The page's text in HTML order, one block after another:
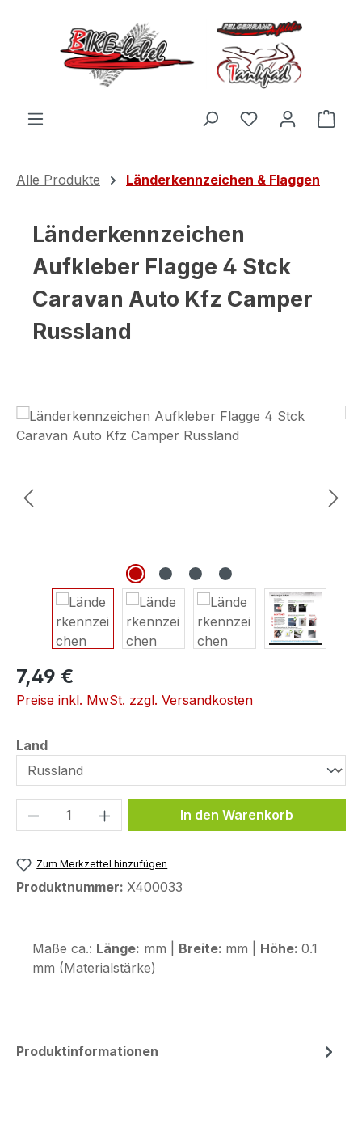
Zum Hauptinhalt springen
Du hast 0
Alle Produkte Länderkennzeichen & Flaggen
Länderkennzeichen
Aufkleber Flagge 4 Stck
Caravan Auto Kfz Camper
Russland
Bildergalerie überspringen
7,49 €
Preise inkl. MwSt. zzgl. Versandkosten
Landauswählen
Produkt Anzahl: Gib denIn den Warenkorb
Zum Merkzettel hinzufügen
Produktnummer: X400033
Maße ca.: Länge: mm | Breite: mm | Höhe: 0.1
mm (Materialstärke)
Produktinformationen